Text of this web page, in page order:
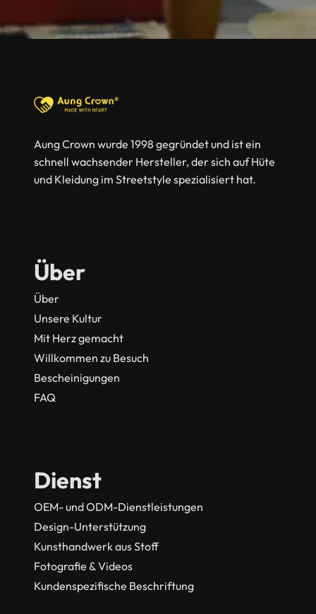
Aung Crown wurde 1998 gegründet und ist ein
schnell wachsender Hersteller, der sich auf Hüte
und Kleidung im Streetstyle spezialisiert hat.
Über
Über
Unsere Kultur
Mit Herz gemacht
Willkommen zu Besuch
Bescheinigungen
FAQ
Dienst
OEM- und ODM-Dienstleistungen
Design-Unterstützung
Kunsthandwerk aus Stoff
Fotografie & Videos
Kundenspezifische Beschriftung